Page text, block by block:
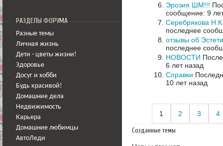
РАЗДЕЛЫ ФОРУМА
Разные темы
Личная жизнь
Дети - цветы жизни!
Здоровье
Досуг и хобби
Будь красивой!
Домашние дела
Недвижимость
Карьера
Домашние любимцы
АвтоЛеди
Эрозия ШМ!!!
сообщение: 9
Серебрякова
последнее
отзывы об
последнее
НОВОСТИ
6 лет назад
Cправки
10 лет назад
1 2 3 4
Созданные темы